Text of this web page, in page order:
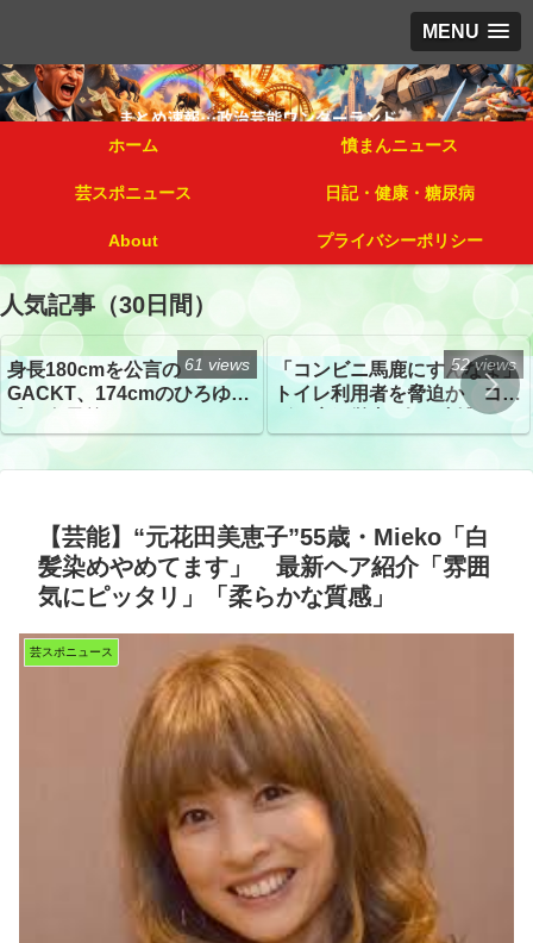
MENU
ホーム 憤まんニュース
芸スポニュース 日記・健康・糖尿病
About プライバシーポリシー
人気記事（30日間）
身長180cmを公言の
GACKT、174cmのひろゆき
トざわつき イベントでの写
真が話題
61 views
「コンビニ馬鹿にすんなよ」
トイレ利用者を脅迫か コン
52 views
【芸能】“元花田美恵子”55歳・Mieko「白
髪染めやめてます」 最新ヘア紹介「雰囲
気にピッタリ」「柔らかな質感」
芸スポニュース